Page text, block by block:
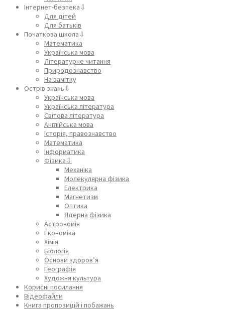
Інтернет-безпека⇩
Для дітей
Для батьків
Початкова школа⇩
Математика
Українська мова
Літературне читання
Природознавство
На замітку
Острів знань⇩
Українська мова
Українська література
Світова література
Англійська мова
Історія, правознавство
Математика
Інформатика
Фізика⇩
Механіка
Молекулярна фізика
Електрика
Магнетизм
Оптика
Ядерна фізика
Астрономія
Економіка
Хімія
Біологія
Основи здоров’я
Географія
Художня культура
Корисні посилання
Відеофайли
Книга пропозицій і побажань